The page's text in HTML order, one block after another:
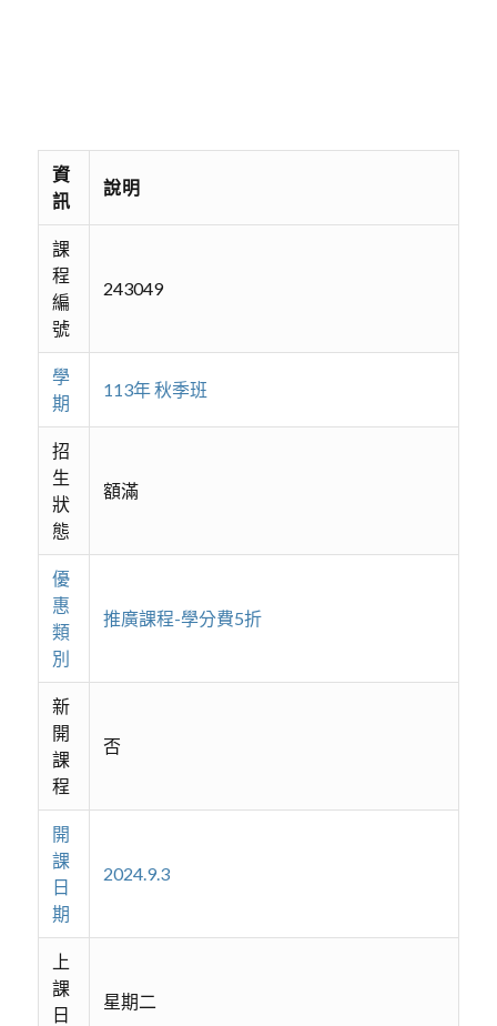
資
訊
說明
課
程
編
號
243049
學
期
113年 秋季班
招
生
狀
態
額滿
優
惠
類
別
推廣課程-學分費5折
新
開
課
程
否
開
課
日
期
2024.9.3
上
課
日
星期二